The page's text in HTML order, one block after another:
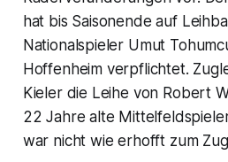
hat bis Saisonende auf
Nationalspieler Umut
Hoffenheim verpflichtet.
Kieler die Leihe von Robert
22 Jahre alte
war nicht wie erhofft zum